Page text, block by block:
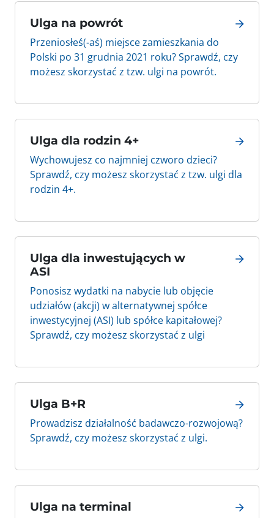
Ulga na powrót
Przeniosłeś(-aś) miejsce zamieszkania do
Polski po 31 grudnia 2021 roku? Sprawdź, czy
możesz skorzystać z tzw. ulgi na powrót.
Ulga dla rodzin 4+
Wychowujesz co najmniej czworo dzieci?
Sprawdź, czy możesz skorzystać z tzw. ulgi dla
rodzin 4+.
Ulga dla inwestujących w
ASI
Ponosisz wydatki na nabycie lub objęcie
udziałów (akcji) w alternatywnej spółce
inwestycyjnej (ASI) lub spółce kapitałowej?
Sprawdź, czy możesz skorzystać z ulgi
Ulga B+R
Prowadzisz działalność badawczo-rozwojową?
Sprawdź, czy możesz skorzystać z ulgi.
Ulga na terminal